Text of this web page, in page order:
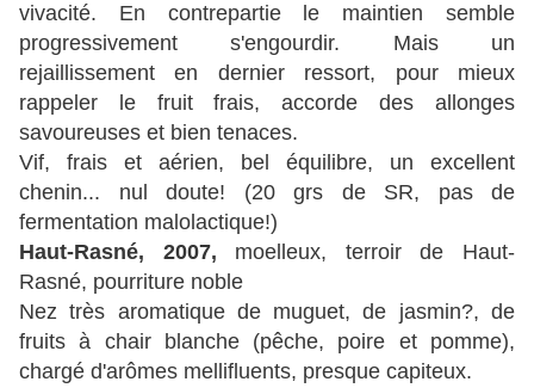
vivacité. En contrepartie le maintien semble
progressivement s'engourdir. Mais un
rejaillissement en dernier ressort, pour mieux
rappeler le fruit frais, accorde des allonges
savoureuses et bien tenaces.
Vif, frais et aérien, bel équilibre, un excellent
chenin... nul doute! (20 grs de SR, pas de
fermentation malolactique!)
Haut-Rasné, 2007, moelleux, terroir de Haut-
Rasné, pourriture noble
Nez très aromatique de muguet, de jasmin?, de
fruits à chair blanche (pêche, poire et pomme),
chargé d'arômes mellifluents, presque capiteux.